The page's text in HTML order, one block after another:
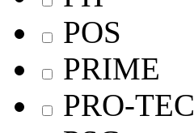
POS
PRIME
PRO-TEC